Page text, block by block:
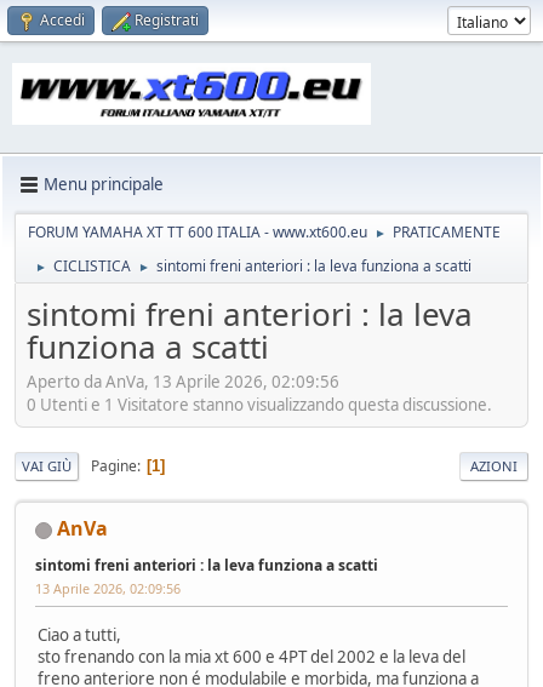
Accedi Registrati
Menu principale
FORUM YAMAHA XT TT 600 ITALIA - www.xt600.eu ► PRATICAMENTE
► CICLISTICA ► sintomi freni anteriori : la leva funziona a scatti
sintomi freni anteriori : la leva
funziona a scatti
Aperto da AnVa, 13 Aprile 2026, 02:09:56
0 Utenti e 1 Visitatore stanno visualizzando questa discussione.
VAI GIÙ Pagine 1 AZIONI
AnVa
sintomi freni anteriori : la leva funziona a scatti
13 Aprile 2026, 02:09:56
Ciao a tutti,
sto frenando con la mia xt 600 e 4PT del 2002 e la leva del
freno anteriore non é modulabile e morbida, ma funziona a